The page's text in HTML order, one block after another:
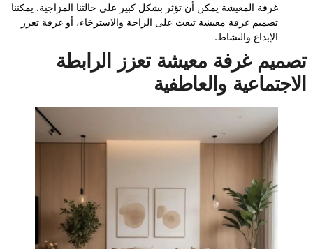
غرفة المعيشة يمكن أن تؤثر بشكل كبير على حالتنا المزاجية. يمكننا
تصميم غرفة معيشة تبعث على الراحة والاسترخاء، أو غرفة تعزز
الإبداع والنشاط.
تصميم غرفة معيشة تعزز الرابطة
الاجتماعية والعاطفية